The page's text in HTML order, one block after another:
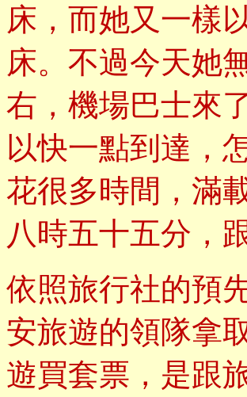
床，而她又一樣
床。不過今天她
右，機場巴士來
以快一點到達，
花很多時間，滿
八時五十五分，
依照旅行社的預
安旅遊的領隊拿
遊買套票，是跟